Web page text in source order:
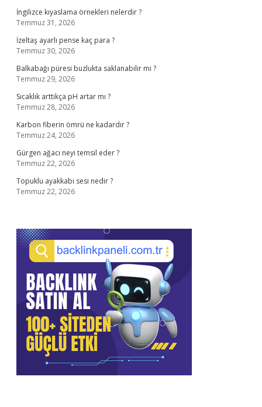
İngilizce kıyaslama örnekleri nelerdir ?
Temmuz 31, 2026
İzeltaş ayarlı pense kaç para ?
Temmuz 30, 2026
Balkabağı püresi buzlukta saklanabilir mi ?
Temmuz 29, 2026
Sıcaklık arttıkça pH artar mı ?
Temmuz 28, 2026
Karbon fiberin ömrü ne kadardır ?
Temmuz 24, 2026
Gürgen ağacı neyi temsil eder ?
Temmuz 22, 2026
Topuklu ayakkabı sesi nedir ?
Temmuz 22, 2026